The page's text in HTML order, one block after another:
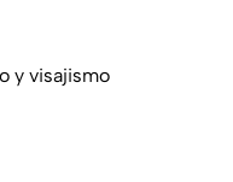
y visajismo